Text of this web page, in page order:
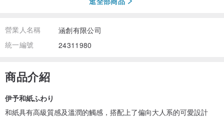
營業人名稱
涵創有限公司
統一編號
24311980
商品介紹
伊予和紙ふわり
和紙具有高級質感及溫潤的觸感，搭配上了偏向大人系的可愛設計